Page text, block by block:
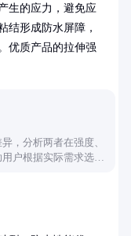
生的应力，避免应
结形成防水屏障，
优质产品的拉伸强
，分析两者在强度、
户根据实际需求选择